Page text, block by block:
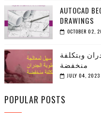
AUTOCAD
DRAWINGS
OCTOBER 02,
وبتكلفة
منخفضة
JULY 04, 2023
POPULAR POSTS